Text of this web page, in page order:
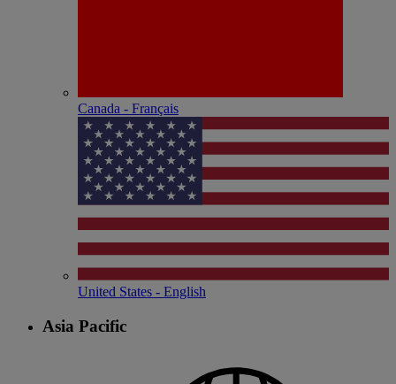
Canada - Français
United States - English
Asia Pacific